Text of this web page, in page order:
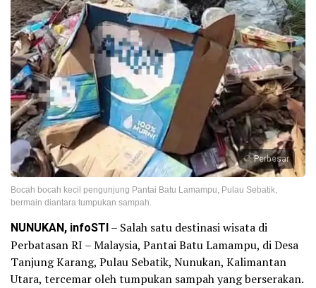
Perbesar
Bocah bocah kecil pengunjung Pantai Batu Lamampu, Pulau Sebatik,
bermain diantara tumpukan sampah.
NUNUKAN, infoSTI– Salah satu destinasi wisata di
Perbatasan RI – Malaysia, Pantai Batu Lamampu, di Desa
Tanjung Karang, Pulau Sebatik, Nunukan, Kalimantan
Utara, tercemar oleh tumpukan sampah yang berserakan.